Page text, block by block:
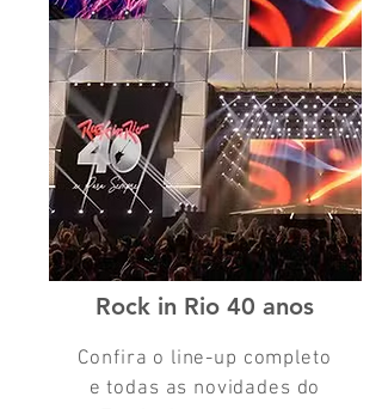
Rock in Rio 40 anos
Confira o line-up completo
e todas as novidades do